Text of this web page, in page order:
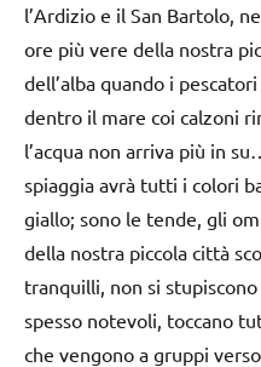
l’Ardizio e il San Bartolo,
ore più vere della nostra
dell’alba quando i
dentro il mare coi calzoni
l’acqua non arriva più in
spiaggia avrà tutti i colori
giallo; sono le tende, gli
della nostra piccola città
tranquilli, non si
spesso notevoli, toccano
che vengono a gruppi